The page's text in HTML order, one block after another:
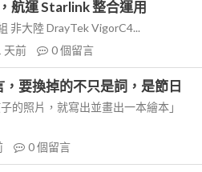
航運 Starlink 整合運用
非大陸 DrayTek VigorC4...
天前 0個留言
要換掉的不只是詞，是節日
的照片，就寫出並畫出一本繪本」
0個留言